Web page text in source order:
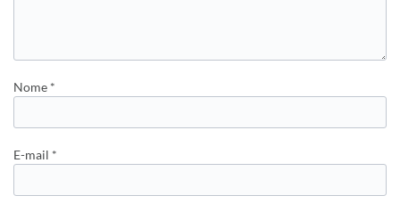
Nome *
E-mail *